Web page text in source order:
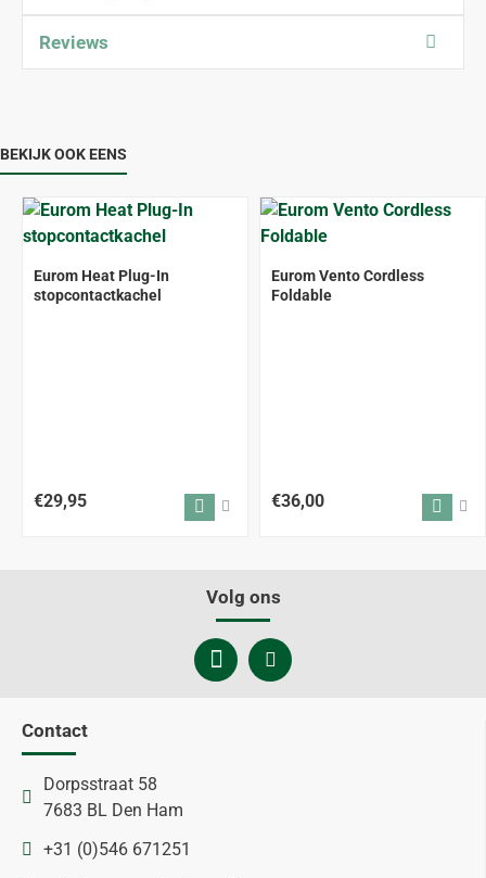
Reviews
BEKIJK OOK EENS
Eurom Heat Plug-In
stopcontactkachel
€29,95
Eurom Vento Cordless
Foldable
€36,00
Volg ons
Contact
Dorpsstraat 58
7683 BL Den Ham
+31 (0)546 671251